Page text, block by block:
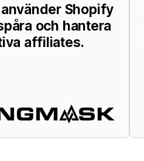
Shopify
och hantera
affiliates.